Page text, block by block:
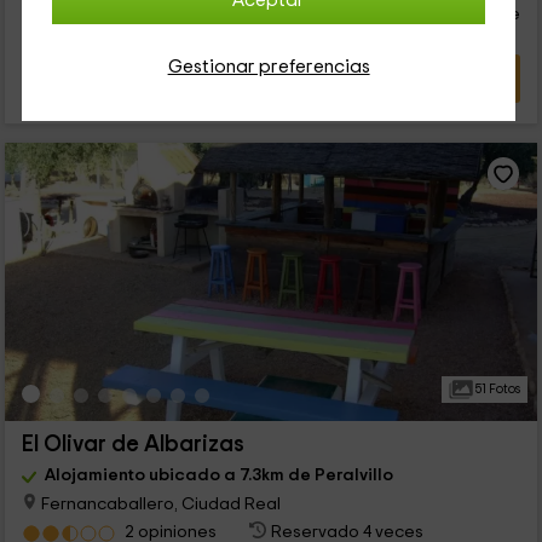
Gestionar preferencias
persona y noche
VER OFERTA
51 Fotos
El Olivar de Albarizas
Alojamiento ubicado a 7.3km de Peralvillo
Fernancaballero, Ciudad Real
2 opiniones
Reservado 4 veces